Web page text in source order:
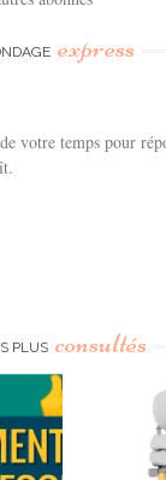
express
votre temps pour
PLUS consultés